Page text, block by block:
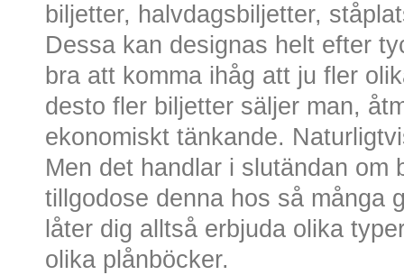
biljetter, halvdagsbiljetter,
Dessa kan designas helt efter
bra att komma ihåg att ju fler
desto fler biljetter säljer man,
ekonomiskt tänkande.
Men det handlar i slutändan om
tillgodose denna hos så många
låter dig alltså erbjuda olika
olika plånböcker.